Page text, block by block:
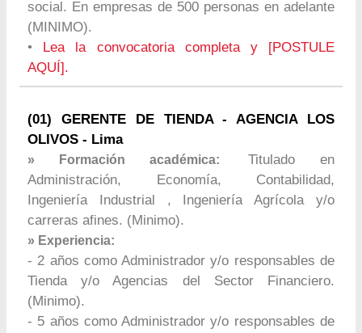
social. En empresas de 500 personas en adelante
(MINIMO).
•
Lea la convocatoria completa y [POSTULE
AQUÍ].
(01) GERENTE DE TIENDA - AGENCIA LOS
OLIVOS - Lima
» Formación académica:
Titulado en
Administración, Economía, Contabilidad,
Ingeniería Industrial , Ingeniería Agrícola y/o
carreras afines. (Minimo).
» Experiencia:
- 2 años como Administrador y/o responsables de
Tienda y/o Agencias del Sector Financiero.
(Minimo).
- 5 años como Administrador y/o responsables de